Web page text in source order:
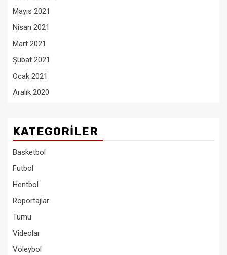
Mayıs 2021
Nisan 2021
Mart 2021
Şubat 2021
Ocak 2021
Aralık 2020
KATEGORILER
Basketbol
Futbol
Hentbol
Röportajlar
Tümü
Videolar
Voleybol